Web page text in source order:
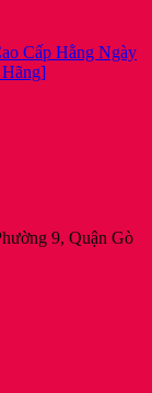
Cấp Hằng Ngày
9, Quận Gò